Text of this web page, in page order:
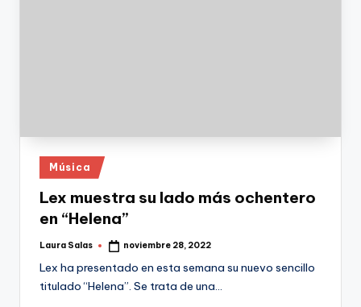
Publicado
en
Música
Lex muestra su lado más ochentero
en “Helena”
Publicado
Laura Salas noviembre 28, 2022
Lex ha presentado en esta semana su nuevo sencillo
titulado “Helena”. Se trata de una…